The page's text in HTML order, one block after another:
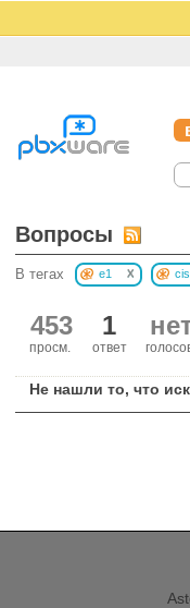
Вопросы
В тегах e1 x
1
ответ
453
просм.
Не нашли то, что